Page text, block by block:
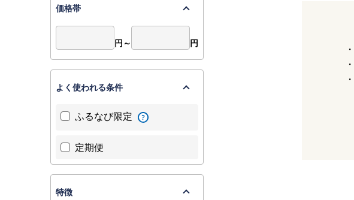
価格帯
円～ 円
よく使われる条件
ふるなび限定
定期便
特徴